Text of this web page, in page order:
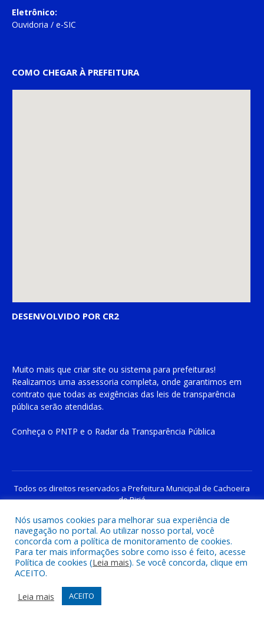
Eletrônico:
Ouvidoria / e-SIC
COMO CHEGAR À PREFEITURA
DESENVOLVIDO POR CR2
Muito mais que criar site ou sistema para prefeituras!
Realizamos uma assessoria completa, onde garantimos em
contrato que todas as exigências das leis de transparência
pública serão atendidas.
Conheça o PNTP e o Radar da Transparência Pública
Todos os direitos reservados a Prefeitura Municipal de Cachoeira
do Piriá
Mapa do Site
Acessar Área Administrativa
Acessar o Webmail
Nós usamos cookies para melhorar sua experiência de
navegação no portal. Ao utilizar nosso portal, você
concorda com a política de monitoramento de cookies.
Para ter mais informações sobre como isso é feito, acesse
Política de cookies (Leia mais). Se você concorda, clique em
ACEITO.
Leia mais
ACEITO